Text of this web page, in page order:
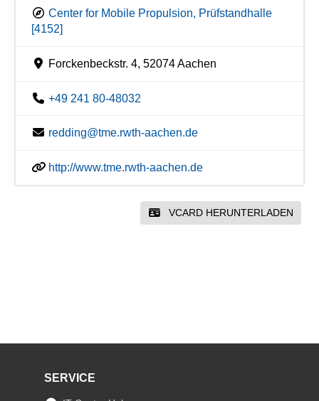
Center for Mobile Propulsion, Prüfstandhalle
[4152]
Forckenbeckstr. 4, 52074 Aachen
+49 241 80-48032
redding@tme.rwth-aachen.de
http://www.tme.rwth-aachen.de
VCARD HERUNTERLADEN
SERVICE